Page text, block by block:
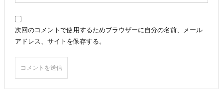
次回のコメントで使用するためブラウザーに自分の名前、メール
アドレス、サイトを保存する。